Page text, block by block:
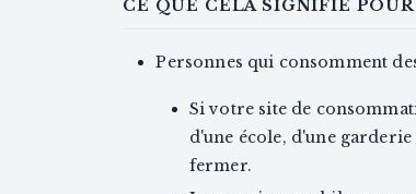
CE QUE CELA SIGNIFIE POUR
Personnes qui consomment
Si votre site de
d'une école, d'une
fermer.